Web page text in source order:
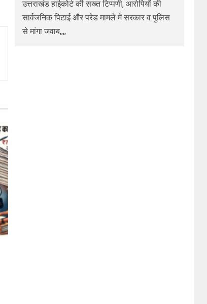
उत्तराखंड हाईकोर्ट की सख्त टिप्पणी, आरोपियों की
सार्वजनिक पिटाई और परेड मामले में सरकार व पुलिस
से मांगा जवाब,,,,